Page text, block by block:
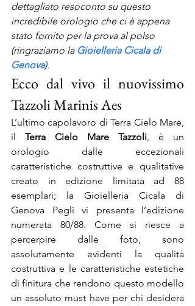
dettagliato resoconto su questo
incredibile orologio che ci è appena
stato fornito per la prova al polso
(ringraziamo la Gioielleria Cicala di
Genova).
Ecco dal vivo il nuovissimo
Tazzoli Marinis Aes
L’ultimo capolavoro di Terra Cielo Mare,
il Terra Cielo Mare Tazzoli, è un
orologio dalle eccezionali
caratteristiche costruttive e qualitative
creato in edizione limitata ad 88
esemplari; la Gioielleria Cicala di
Genova Pegli vi presenta l’edizione
numerata 80/88. Come si riesce a
percerpire dalle foto, sono
assolutamente evidenti la qualità
costruttiva e le caratteristiche estetiche
di finitura che rendono questo modello
un assoluto must have per chi desidera